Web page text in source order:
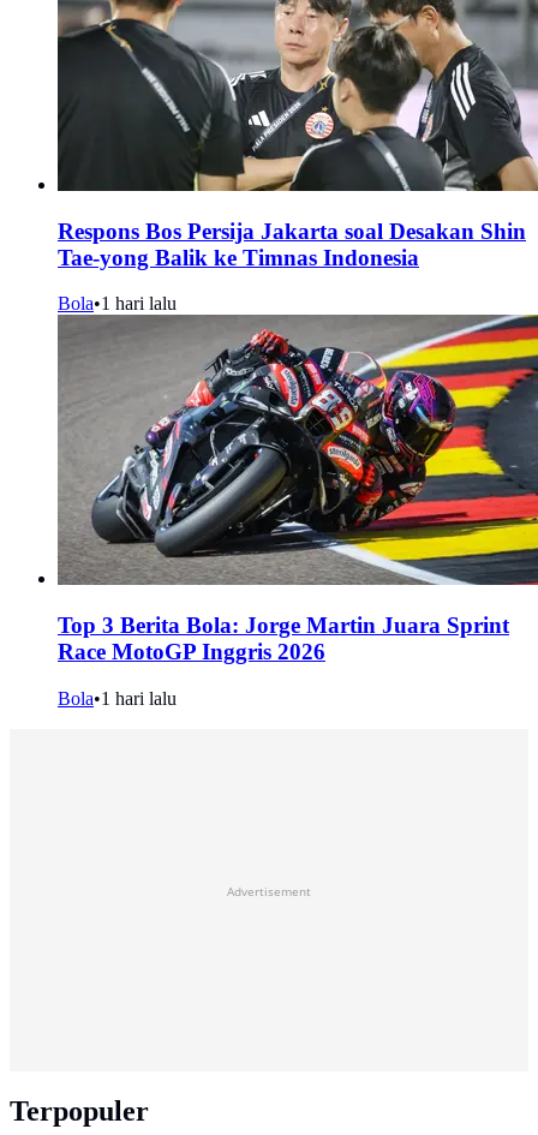
Respons Bos Persija Jakarta soal Desakan Shin
Tae-yong Balik ke Timnas Indonesia
Bola•1 hari lalu
Top 3 Berita Bola: Jorge Martin Juara Sprint
Race MotoGP Inggris 2026
Bola•1 hari lalu
Advertisement
Terpopuler